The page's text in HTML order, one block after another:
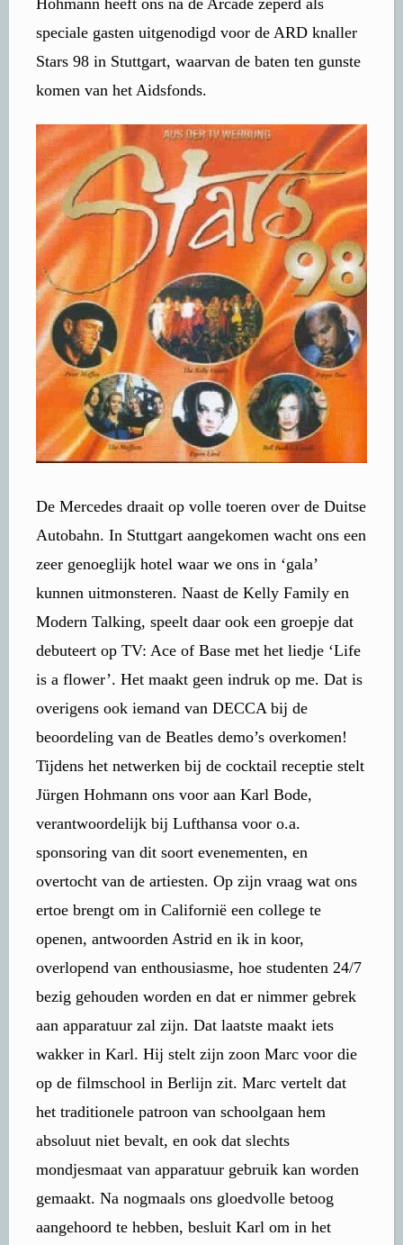
speciale gasten uitgenodigd voor de ARD knaller
Stars 98 in Stuttgart, waarvan de baten ten gunste
komen van het Aidsfonds.
De Mercedes draait op volle toeren over de Duitse
Autobahn. In Stuttgart aangekomen wacht ons een
zeer genoeglijk hotel waar we ons in ‘gala’
kunnen uitmonsteren. Naast de Kelly Family en
Modern Talking, speelt daar ook een groepje dat
debuteert op TV: Ace of Base met het liedje ‘Life
is a flower’. Het maakt geen indruk op me. Dat is
overigens ook iemand van DECCA bij de
beoordeling van de Beatles demo’s overkomen!
Tijdens het netwerken bij de cocktail receptie stelt
Jürgen Hohmann ons voor aan Karl Bode,
verantwoordelijk bij Lufthansa voor o.a.
sponsoring van dit soort evenementen, en
overtocht van de artiesten. Op zijn vraag wat ons
ertoe brengt om in Californië een college te
openen, antwoorden Astrid en ik in koor,
overlopend van enthousiasme, hoe studenten 24/7
bezig gehouden worden en dat er nimmer gebrek
aan apparatuur zal zijn. Dat laatste maakt iets
wakker in Karl. Hij stelt zijn zoon Marc voor die
op de filmschool in Berlijn zit. Marc vertelt dat
het traditionele patroon van schoolgaan hem
absoluut niet bevalt, en ook dat slechts
mondjesmaat van apparatuur gebruik kan worden
gemaakt. Na nogmaals ons gloedvolle betoog
aangehoord te hebben, besluit Karl om in het